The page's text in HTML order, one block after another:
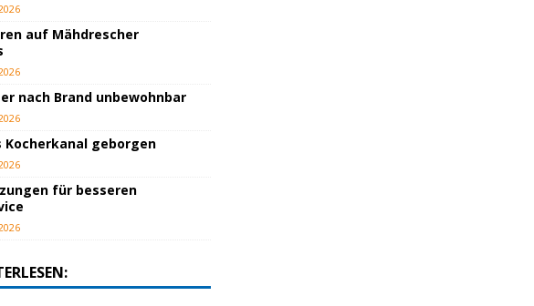
auf Mähdrescher
nach Brand unbewohnbar
Kocherkanal geborgen
für besseren